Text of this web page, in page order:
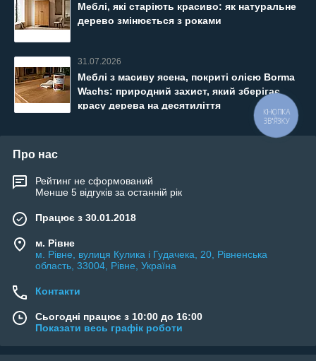
Меблі, які старіють красиво: як натуральне
дерево змінюється з роками
31.07.2026
Меблі з масиву ясена, покриті олією Borma
Wachs: природний захист, який зберігає
красу дерева на десятиліття
Про нас
Рейтинг не сформований
Менше 5 відгуків за останній рік
Працює з 30.01.2018
м. Рівне
м. Рівне, вулиця Кулика і Гудачека, 20, Рівненська
область, 33004, Рівне, Україна
Контакти
Сьогодні працює з 10:00 до 16:00
Показати весь графік роботи